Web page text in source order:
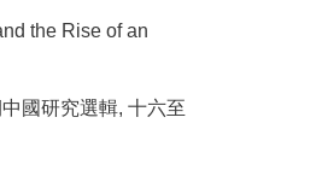
the Rise of an
國研究選輯, 十六至